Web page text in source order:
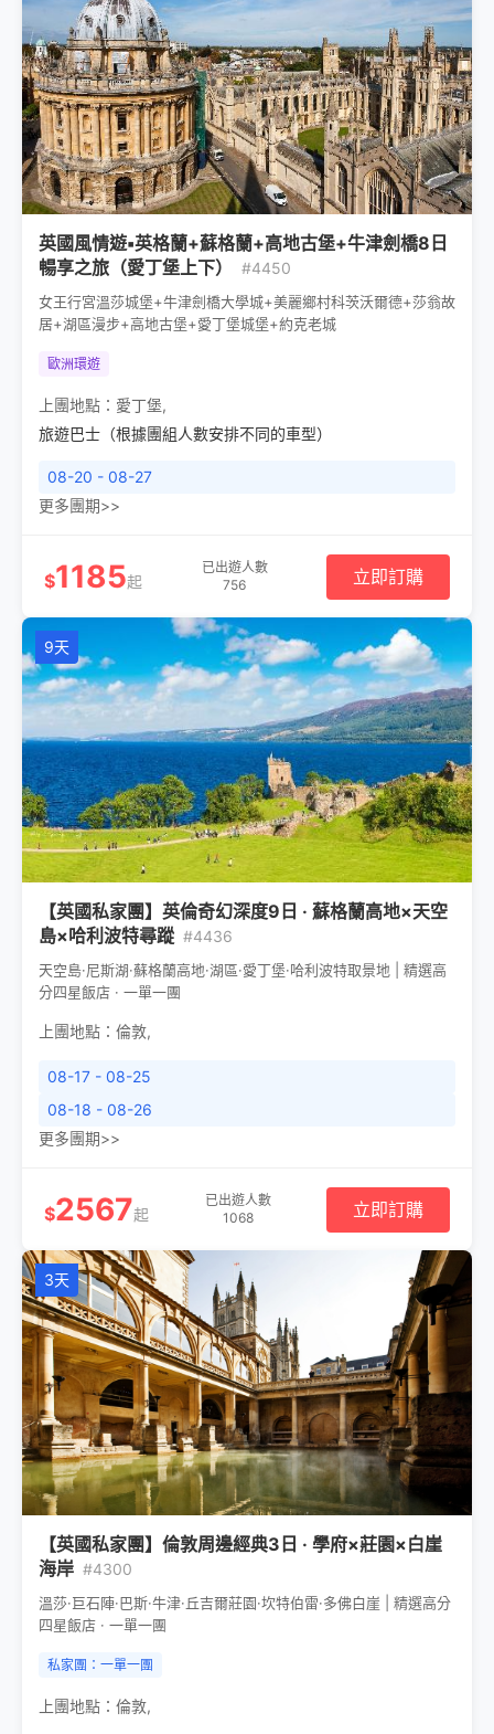
英國風情遊▪英格蘭+蘇格蘭+高地古堡+牛津劍橋8日
暢享之旅（愛丁堡上下）
#4450
女王行宮溫莎城堡+牛津劍橋大學城+美麗鄉村科茨沃爾德+莎翁故
居+湖區漫步+高地古堡+愛丁堡城堡+約克老城
歐洲環遊
上團地點： 愛丁堡,
旅遊巴士（根據團組人數安排不同的車型）
08-20 - 08-27
更多團期>>
$1185起
已出遊人數
756
立即訂購
9天
【英國私家團】英倫奇幻深度9日 · 蘇格蘭高地×天空
島×哈利波特尋蹤 #4436
天空島·尼斯湖·蘇格蘭高地·湖區·愛丁堡·哈利波特取景地 | 精選高
分四星飯店 · 一單一團
上團地點： 倫敦,
08-17 - 08-25
08-18 - 08-26
更多團期>>
$2567起
已出遊人數
1068
立即訂購
3天
【英國私家團】倫敦周邊經典3日 · 學府×莊園×白崖
海岸 #4300
溫莎·巨石陣·巴斯·牛津·丘吉爾莊園·坎特伯雷·多佛白崖 | 精選高分
四星飯店 · 一單一團
私家團：一單一團
上團地點： 倫敦,